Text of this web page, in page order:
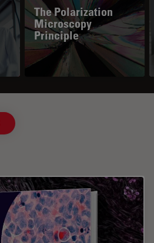
The Polarization
Microscopy
Principle